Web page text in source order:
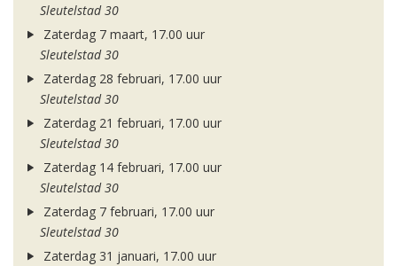
Sleutelstad 30
Zaterdag 7 maart, 17.00 uur
Sleutelstad 30
Zaterdag 28 februari, 17.00 uur
Sleutelstad 30
Zaterdag 21 februari, 17.00 uur
Sleutelstad 30
Zaterdag 14 februari, 17.00 uur
Sleutelstad 30
Zaterdag 7 februari, 17.00 uur
Sleutelstad 30
Zaterdag 31 januari, 17.00 uur